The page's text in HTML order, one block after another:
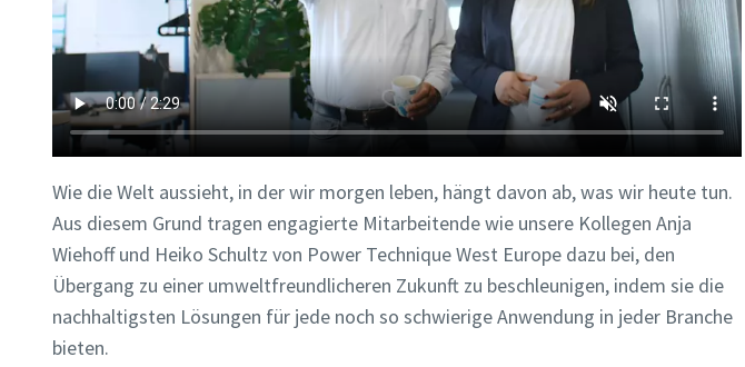
Wie die Welt aussieht, in der wir morgen leben, hängt davon ab, was wir heute tun.
Aus diesem Grund tragen engagierte Mitarbeitende wie unsere Kollegen Anja
Wiehoff und Heiko Schultz von Power Technique West Europe dazu bei, den
Übergang zu einer umweltfreundlicheren Zukunft zu beschleunigen, indem sie die
nachhaltigsten Lösungen für jede noch so schwierige Anwendung in jeder Branche
bieten.